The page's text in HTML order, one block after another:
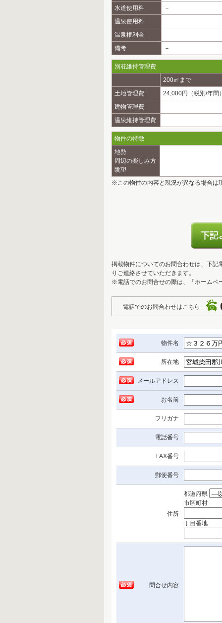
水道使用料
－
温泉使用料
温泉権利金
備考
－
別荘維持管理費
200㎡まで
土地管理費
24,000円（税別/年間
建物管理費
温泉維持管理費
物件の特徴
地勢
周辺の楽しみ方
眺望
※この物件の内容と現況が異なる場合は
掲載物件についてのお問合わせは、下
りご連絡させていただきます。
※電話でのお問合せの際は、「ホームペ
電話でのお問合わせはこちら
物件名
所在地
メールアドレス
お名前
フリガナ
電話番号
FAX番号
郵便番号
住所
都道府県
市区町村
丁目番地
問合せ内容